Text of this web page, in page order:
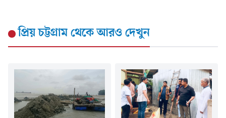
প্রিয় চট্টগ্রামথেকে আরও দেখুন